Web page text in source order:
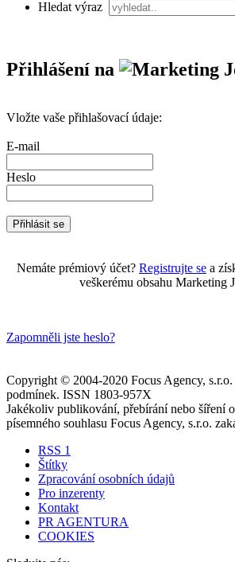
Hledat výraz
Přihlášení na
Vložte vaše přihlašovací údaje:
E-mail
Heslo
Nemáte prémiový účet? Registrujte se a
veškerému obsahu Marketing
Zapomněli jste heslo?
Copyright © 2004-2020 Focus Agency,
podmínek. ISSN 1803-957X
Jakékoliv publikování, přebírání nebo šíření
písemného souhlasu Focus Agency, s.r.o.
RSS 1
Štítky
Zpracování osobních údajů
Pro inzerenty
Kontakt
PR AGENTURA
COOKIES